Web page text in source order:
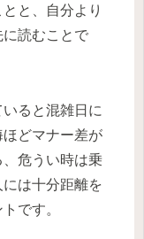
と、自分より
読むことで
ると混雑日に
どマナー差が
危うい時は乗
は十分距離を
です。